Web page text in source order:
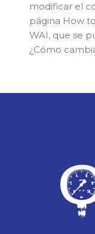
modificar el
página How
WAI, que se
¿Cómo